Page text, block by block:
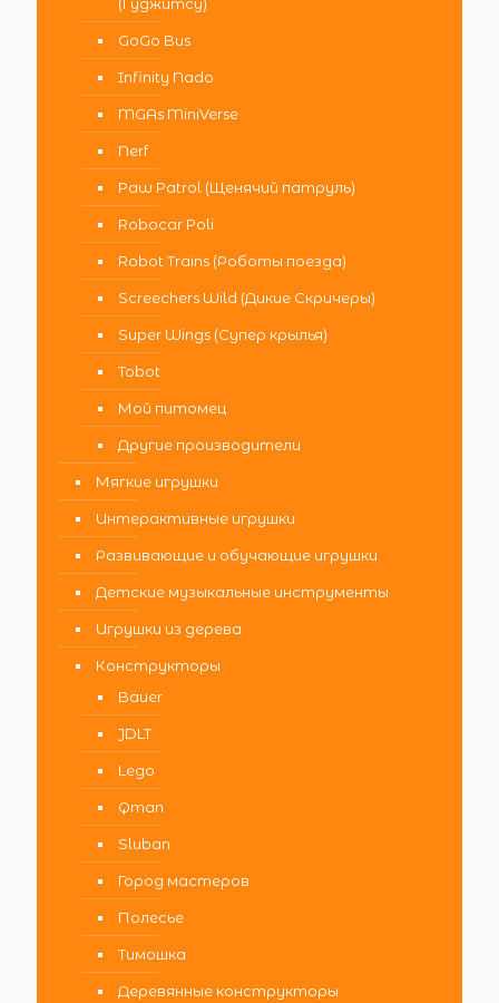
GoGo Bus
Infinity Nado
MGAs MiniVerse
Nerf
Paw Patrol (Щенячий патруль)
Robocar Poli
Robot Trains (Роботы поезда)
Screechers Wild (Дикие Скричеры)
Super Wings (Супер крылья)
Tobot
Мой питомец
Другие производители
Мягкие игрушки
Интерактивные игрушки
Развивающие и обучающие игрушки
Детские музыкальные инструменты
Игрушки из дерева
Конструкторы
Bauer
JDLT
Lego
Qman
Sluban
Город мастеров
Полесье
Тимошка
Деревянные конструкторы